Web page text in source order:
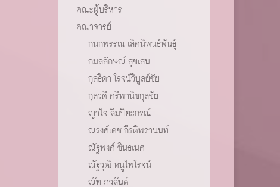
คณะผู้บริหาร
คณาจารย์
กนกพรรณ เลิศนิพนธ์พันธุ์
กมลลักษณ์ สุขเสน
กุลธิดา โรจน์วิบูลย์ชัย
กุลวดี ศรีพานิชกุลชัย
ญาใจ ลิ่มปิยะกรณ์
ณรงค์เดช กีรติพรานนท์
ณัฐพงศ์ ชินธเนศ
ณัฐวุฒิ หนูไพโรจน์
ณัท ภวสันต์